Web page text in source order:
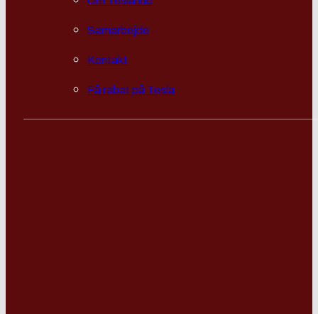
Samarbejde
Kontakt
Få rabat på Tesla